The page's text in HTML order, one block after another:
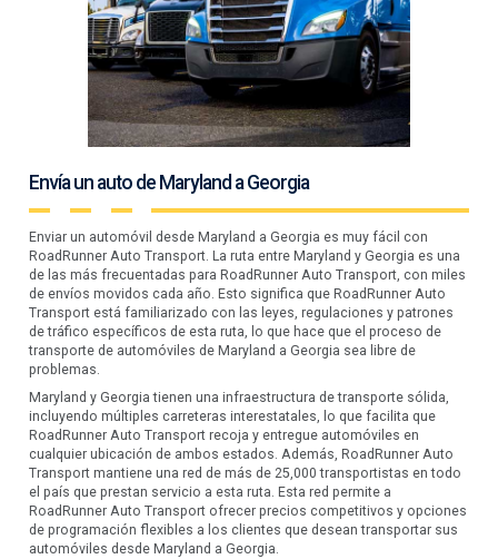
Envía un auto de Maryland a Georgia
Enviar un automóvil desde Maryland a Georgia es muy fácil con
RoadRunner Auto Transport. La ruta entre Maryland y Georgia es una
de las más frecuentadas para RoadRunner Auto Transport, con miles
de envíos movidos cada año. Esto significa que RoadRunner Auto
Transport está familiarizado con las leyes, regulaciones y patrones
de tráfico específicos de esta ruta, lo que hace que el proceso de
transporte de automóviles de Maryland a Georgia sea libre de
problemas.
Maryland y Georgia tienen una infraestructura de transporte sólida,
incluyendo múltiples carreteras interestatales, lo que facilita que
RoadRunner Auto Transport recoja y entregue automóviles en
cualquier ubicación de ambos estados. Además, RoadRunner Auto
Transport mantiene una red de más de 25,000 transportistas en todo
el país que prestan servicio a esta ruta. Esta red permite a
RoadRunner Auto Transport ofrecer precios competitivos y opciones
de programación flexibles a los clientes que desean transportar sus
automóviles desde Maryland a Georgia.